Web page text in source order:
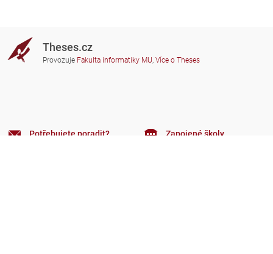
Theses.cz
Provozuje Fakulta informatiky MU, Více o Theses
Potřebujete poradit? Zapojené školy